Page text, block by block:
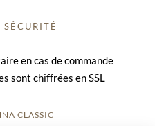
en cas de commande
sont chiffrées en SSL
CLASSIC